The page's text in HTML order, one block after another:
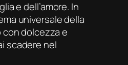
e dell’amore. In
universale della
dolcezza e
scadere nel